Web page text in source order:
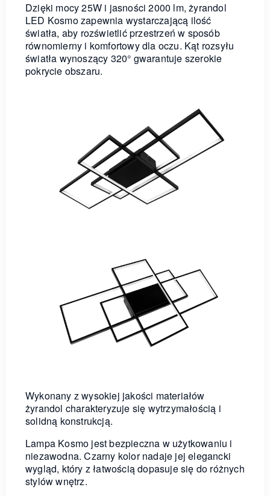
Dzięki mocy 25W i jasności 2000 lm, żyrandol
LED Kosmo zapewnia wystarczającą ilość
światła, aby rozświetlić przestrzeń w sposób
równomierny i komfortowy dla oczu. Kąt rozsyłu
światła wynoszący 320° gwarantuje szerokie
pokrycie obszaru.
Wykonany z wysokiej jakości materiałów
żyrandol charakteryzuje się wytrzymałością i
solidną konstrukcją.
Lampa Kosmo jest bezpieczna w użytkowaniu i
niezawodna. Czarny kolor nadaje jej elegancki
wygląd, który z łatwością dopasuje się do różnych
stylów wnętrz.